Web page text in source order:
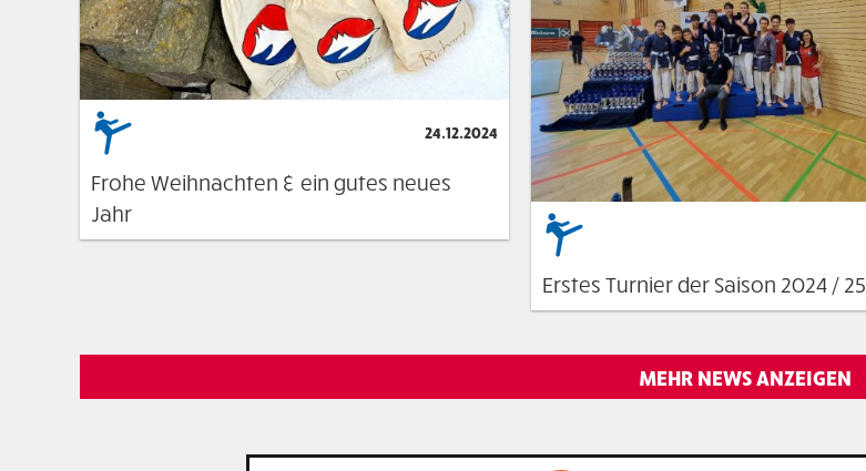
24.12.2024
Frohe Weihnachten & ein gutes neues
Jahr
Erstes Turnier der Saison 2024 / 25
MEHR NEWS ANZEIGEN